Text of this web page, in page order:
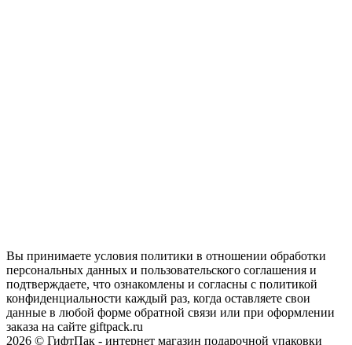
Вы принимаете условия политики в отношении обработки
персональных данных и пользовательского соглашения и
подтверждаете, что ознакомлены и согласны с политикой
конфиденциальности каждый раз, когда оставляете свои
данные в любой форме обратной связи или при оформлении
заказа на сайте giftpack.ru
2026 © ГифтПак - интернет магазин подарочной упаковки